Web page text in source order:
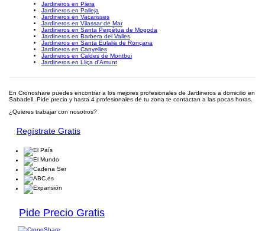
Jardineros en Piera
Jardineros en Palleja
Jardineros en Vacarisses
Jardineros en Vilassar de Mar
Jardineros en Santa Perpètua de Mogoda
Jardineros en Barbera del Valles
Jardineros en Santa Eulalia de Ronçana
Jardineros en Canyelles
Jardineros en Caldes de Montbui
Jardineros en Lliça d'Amunt
En Cronoshare puedes encontrar a los mejores profesionales de Jardineros a domicilio en
Sabadell. Pide precio y hasta 4 profesionales de tu zona te contactan a las pocas horas.
¿Quieres trabajar con nosotros?
Regístrate Gratis
Pide Precio Gratis